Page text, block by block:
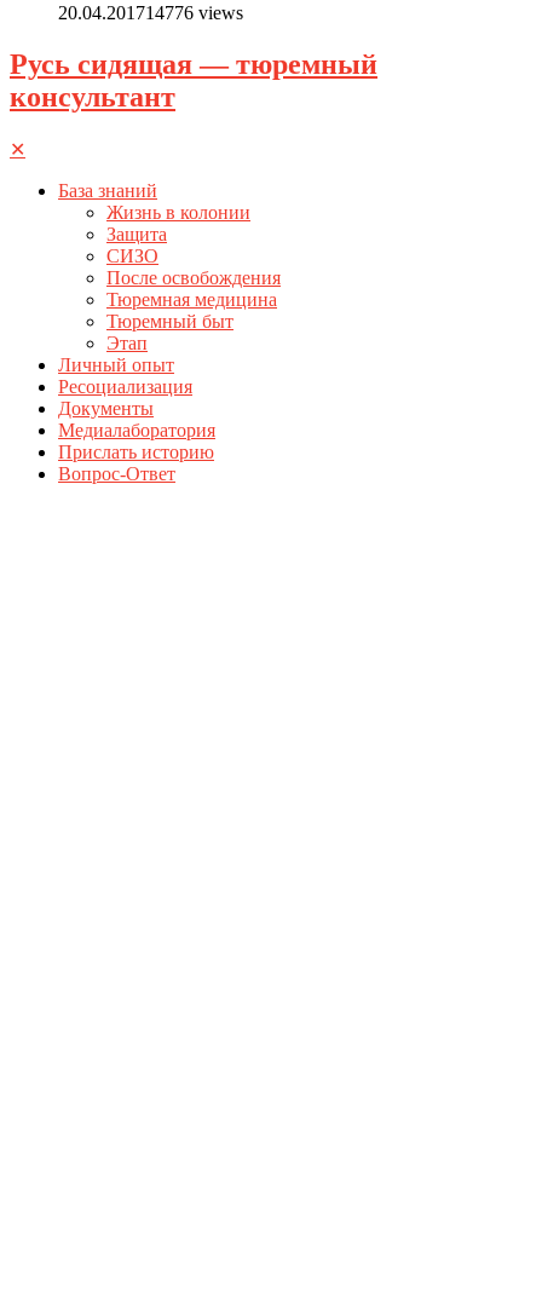
20.04.201714776 views
Русь сидящая — тюремный
консультант
✕
База знаний
Жизнь в колонии
Защита
СИЗО
После освобождения
Тюремная медицина
Тюремный быт
Этап
Личный опыт
Ресоциализация
Документы
Медиалаборатория
Прислать историю
Вопрос-Ответ